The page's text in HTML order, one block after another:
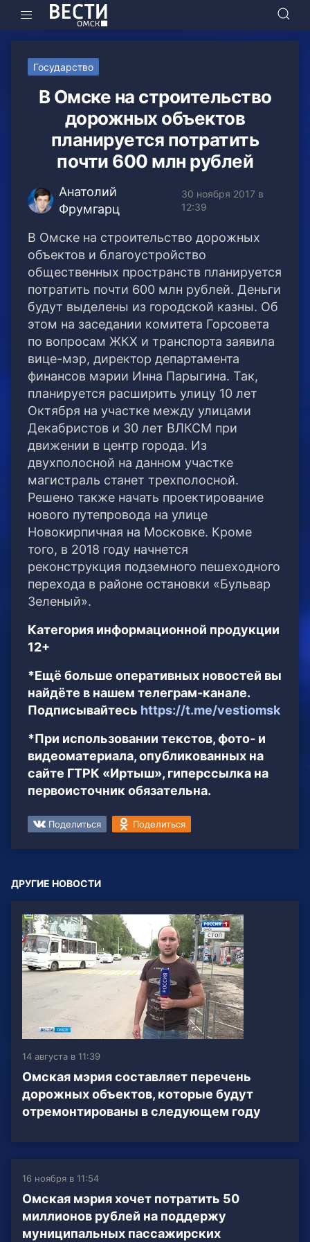
Государство
В Омске на строительство
дорожных объектов
планируется потратить
почти 600 млн рублей
Анатолий
Фрумгарц
30 ноября 2017 в
12:39
В Омске на строительство дорожных
объектов и благоустройство
общественных пространств планируется
потратить почти 600 млн рублей. Деньги
будут выделены из городской казны. Об
этом на заседании комитета Горсовета
по вопросам ЖКХ и транспорта заявила
вице-мэр, директор департамента
финансов мэрии Инна Парыгина. Так,
планируется расширить улицу 10 лет
Октября на участке между улицами
Декабристов и 30 лет ВЛКСМ при
движении в центр города. Из
двухполосной на данном участке
магистраль станет трехполосной.
Решено также начать проектирование
нового путепровода на улице
Новокирпичная на Московке. Кроме
того, в 2018 году начнется
реконструкция подземного пешеходного
перехода в районе остановки «Бульвар
Зеленый».
Категория информационной продукции
12+
*Ещё больше оперативных новостей вы
найдёте в нашем телеграм-канале.
Подписывайтесь https://t.me/vestiomsk
*При использовании текстов, фото- и
видеоматериала, опубликованных на
сайте ГТРК «Иртыш», гиперссылка на
первоисточник обязательна.
Поделиться Поделиться
ДРУГИЕ НОВОСТИ
14 августа в 11:39
Омская мэрия составляет перечень
дорожных объектов, которые будут
отремонтированы в следующем году
16 ноября в 11:54
Омская мэрия хочет потратить 50
миллионов рублей на поддержу
муниципальных пассажирских